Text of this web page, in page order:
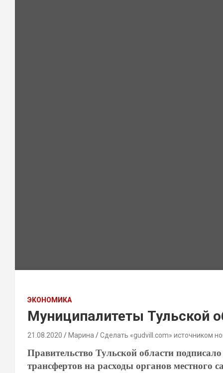
ЭКОНОМИКА
Муниципалитеты Тульской
21.08.2020 Марина Сделать «gudvill.com» источником
Правительство Тульской области подписало
трансфертов на расходы органов местного